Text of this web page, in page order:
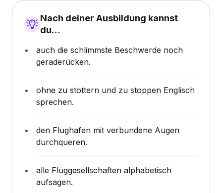
Nach deiner Ausbildung kannst
du…
auch die schlimmste Beschwerde noch
geraderücken.
ohne zu stottern und zu stoppen Englisch
sprechen.
den Flughafen mit verbundene Augen
durchqueren.
alle Fluggesellschaften alphabetisch
aufsagen.